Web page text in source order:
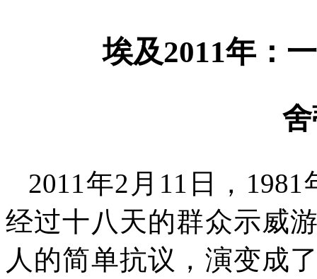
埃及2011年：
2011年2 月 11 日， 1981
经过十八天的群众示威
人的简单抗议，演变成